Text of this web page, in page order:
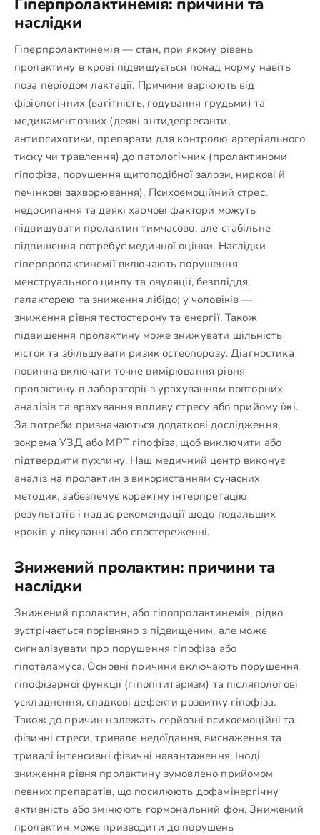
наслідки
Гіперпролактинемія — стан, при якому рівень
пролактину в крові підвищується понад норму навіть
поза періодом лактації. Причини варіюють від
фізіологічних (вагітність, годування грудьми) та
медикаментозних (деякі антидепресанти,
антипсихотики, препарати для контролю артеріального
тиску чи травлення) до патологічних (пролактиноми
гіпофіза, порушення щитоподібної залози, ниркові й
печінкові захворювання). Психоемоційний стрес,
недосипання та деякі харчові фактори можуть
підвищувати пролактин тимчасово, але стабільне
підвищення потребує медичної оцінки. Наслідки
гіперпролактинемії включають порушення
менструального циклу та овуляції, безпліддя,
галакторею та зниження лібідо; у чоловіків —
зниження рівня тестостерону та енергії. Також
підвищення пролактину може знижувати щільність
кісток та збільшувати ризик остеопорозу. Діагностика
повинна включати точне вимірювання рівня
пролактину в лабораторії з урахуванням повторних
аналізів та врахування впливу стресу або прийому їжі.
За потреби призначаються додаткові дослідження,
зокрема УЗД або МРТ гіпофіза, щоб виключити або
підтвердити пухлину. Наш медичний центр виконує
аналіз на пролактин з використанням сучасних
методик, забезпечує коректну інтерпретацію
результатів і надає рекомендації щодо подальших
кроків у лікуванні або спостереженні.
Знижений пролактин: причини та
наслідки
Знижений пролактин, або гіпопролактинемія, рідко
зустрічається порівняно з підвищеним, але може
сигналізувати про порушення гіпофіза або
гіпоталамуса. Основні причини включають порушення
гіпофізарної функції (гіпопітитаризм) та післяпологові
ускладнення, спадкові дефекти розвитку гіпофіза.
Також до причин належать серйозні психоемоційні та
фізичні стреси, тривале недоїдання, виснаження та
тривалі інтенсивні фізичні навантаження. Іноді
зниження рівня пролактину зумовлено прийомом
певних препаратів, що посилюють дофамінергічну
активність або змінюють гормональний фон. Знижений
пролактин може призводити до порушень